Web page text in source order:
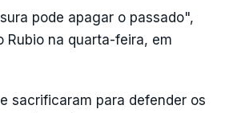
pode apagar o passado",
Rubio na quarta-feira, em
sacrificaram para defender os